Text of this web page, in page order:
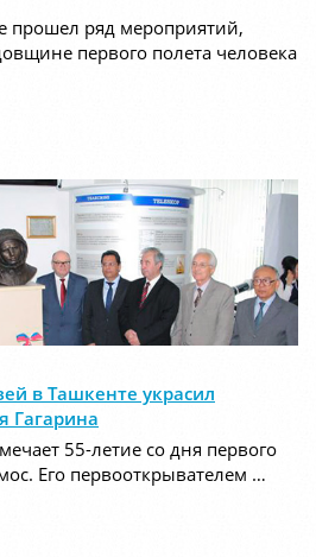
прошел ряд мероприятий,
первого полета человека
в Ташкенте украсил
Гагарина
55-летие со дня первого
Его первооткрывателем …